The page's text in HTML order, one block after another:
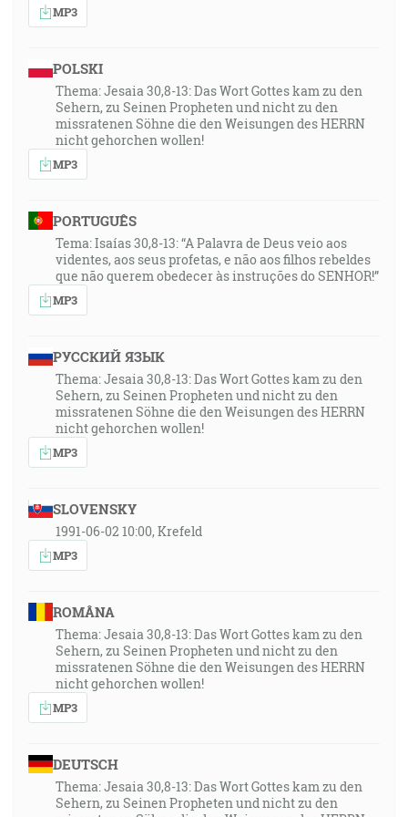
poznania Syna Božieho, v dokonalého muža, k miere
43:54
Ale ide hodina a je teraz, keď praví modlitebníci budú
sa modliť Otcovi v duchu a v pravde, lebo aj Otec
hľadá takých modlitebníkov, ktorí by sa mu tak
modlili. [Jn 4:23]
44:05
Bôh je duch, a tí, ktorí sa mu modlia, musia sa modliť
v duchu a v pravde. [Jn 4:24]
46:23
Ja musím konať skutky toho, ktorý ma poslal, dokiaľ
9:4]
48:24
A toto evanjelium kráľovstva bude hlásané po celom
svete na svedoctvo všetkým národom, a vtedy prijde
49:03
A ja, keď budem povýšený od zeme, všetkých
potiahnem k sebe. [Jn 12:32]
49:39
Preto aj Bôh jeho povýšil nad všetko a dal mu z
ľúbosti meno, ktoré je nad každé meno, aby sa v mene
Ježiša sklonilo každé koleno bytostí ponebeských a
pozemských i podzemských, a každý jazyk aby
vyznal, že Ježiš Kristus je Pánom, na slávu Boha Otca.
50:47
Keďže i Židia žiadajú znamenia, i Gréci hľadajú
MP3
POLSKI
Thema: Jesaia 30,8-13: Das Wort Gottes kam zu den
Sehern, zu Seinen Propheten und nicht zu den
missratenen Söhne die den Weisungen des HERRN
nicht gehorchen wollen!
MP3
PORTUGUÊS
Tema: Isaías 30,8-13: “A Palavra de Deus veio aos
videntes, aos seus profetas, e não aos filhos rebeldes
que não querem obedecer às instruções do SENHOR!”
MP3
РУССКИЙ ЯЗЫК
Thema: Jesaia 30,8-13: Das Wort Gottes kam zu den
Sehern, zu Seinen Propheten und nicht zu den
missratenen Söhne die den Weisungen des HERRN
nicht gehorchen wollen!
MP3
SLOVENSKY
1991-06-02 10:00, Krefeld
MP3
ROMÂNA
Thema: Jesaia 30,8-13: Das Wort Gottes kam zu den
Sehern, zu Seinen Propheten und nicht zu den
missratenen Söhne die den Weisungen des HERRN
nicht gehorchen wollen!
MP3
DEUTSCH
Thema: Jesaia 30,8-13: Das Wort Gottes kam zu den
Sehern, zu Seinen Propheten und nicht zu den